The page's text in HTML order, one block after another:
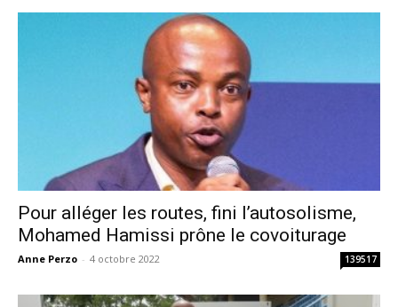
Pour alléger les routes, fini l’autosolisme,
Mohamed Hamissi prône le covoiturage
Anne Perzo - 4 octobre 2022 139517